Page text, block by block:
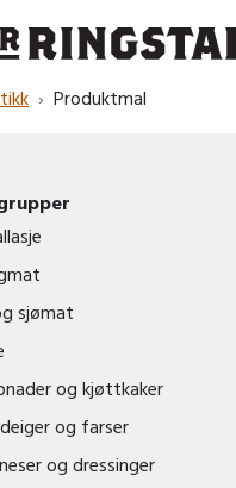
Produktmal
sjømat
og kjøttkaker
og farser
og dressinger